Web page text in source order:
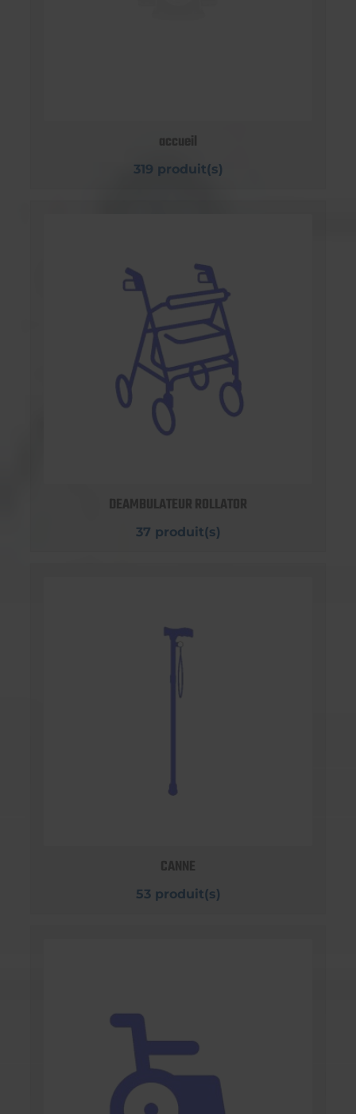
accueil
319 produit(s)
DEAMBULATEUR ROLLATOR
37 produit(s)
CANNE
53 produit(s)